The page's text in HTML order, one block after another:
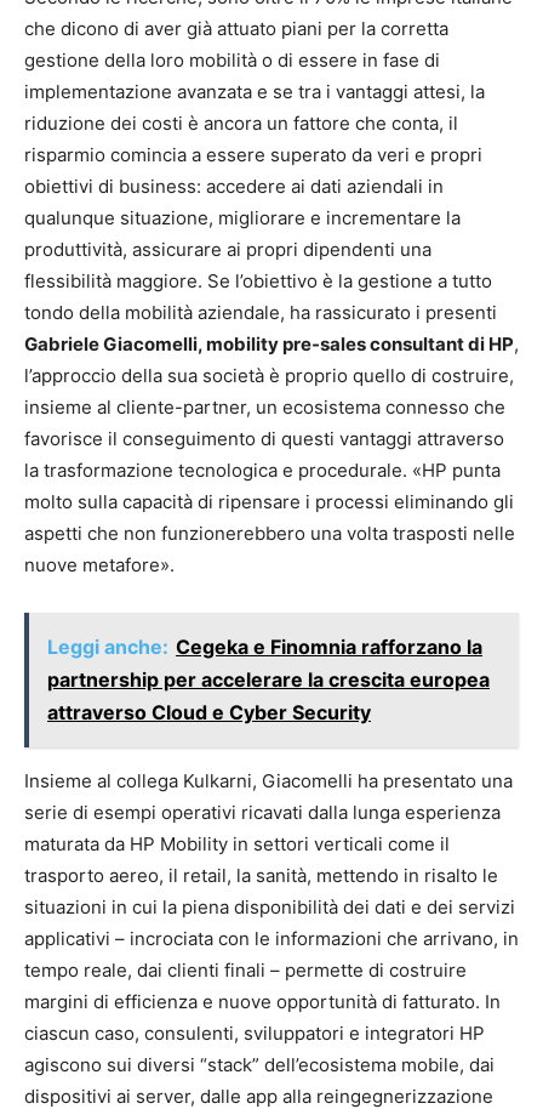
che dicono di aver già attuato piani per la corretta
gestione della loro mobilità o di essere in fase di
implementazione avanzata e se tra i vantaggi attesi, la
riduzione dei costi è ancora un fattore che conta, il
risparmio comincia a essere superato da veri e propri
obiettivi di business: accedere ai dati aziendali in
qualunque situazione, migliorare e incrementare la
produttività, assicurare ai propri dipendenti una
flessibilità maggiore. Se l’obiettivo è la gestione a tutto
tondo della mobilità aziendale, ha rassicurato i presenti
Gabriele Giacomelli, mobility pre-sales consultant di HP,
l’approccio della sua società è proprio quello di costruire,
insieme al cliente-partner, un ecosistema connesso che
favorisce il conseguimento di questi vantaggi attraverso
la trasformazione tecnologica e procedurale. «HP punta
molto sulla capacità di ripensare i processi eliminando gli
aspetti che non funzionerebbero una volta trasposti nelle
nuove metafore».
Leggi anche: Cegeka e Finomnia rafforzano la
partnership per accelerare la crescita europea
attraverso Cloud e Cyber Security
Insieme al collega Kulkarni, Giacomelli ha presentato una
serie di esempi operativi ricavati dalla lunga esperienza
maturata da HP Mobility in settori verticali come il
trasporto aereo, il retail, la sanità, mettendo in risalto le
situazioni in cui la piena disponibilità dei dati e dei servizi
applicativi – incrociata con le informazioni che arrivano, in
tempo reale, dai clienti finali – permette di costruire
margini di efficienza e nuove opportunità di fatturato. In
ciascun caso, consulenti, sviluppatori e integratori HP
agiscono sui diversi “stack” dell’ecosistema mobile, dai
dispositivi ai server, dalle app alla reingegnerizzazione